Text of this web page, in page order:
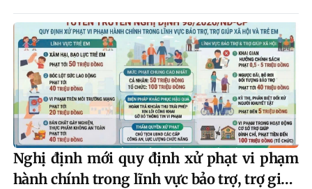
Nghị định mới quy định xử phạt vi phạm
hành chính trong lĩnh vực bảo trợ, trợ giúp